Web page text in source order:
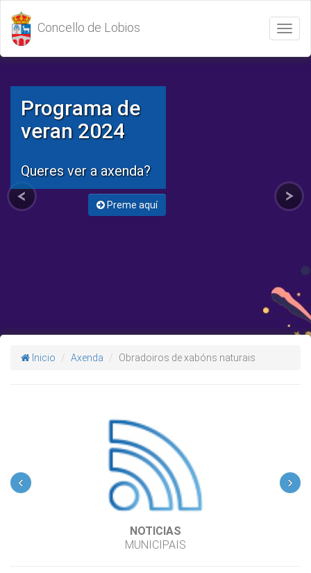
Abrir
/
Cerrar
Concello de Lobios
Programa de
veran 2024
Queres ver a axenda?
Preme aquí
Inicio Axenda Obradoiros de xabóns naturais
NOTICIAS
MUNICIPAIS
‹ ›